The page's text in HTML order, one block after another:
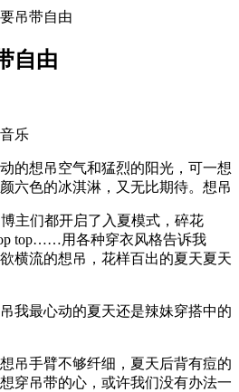
吊带自由
自由
乐
想吊空气和猛烈的阳光，可一想
六色的冰淇淋，又无比期待。想吊
们都开启了入夏模式，碎花
top……用各种穿衣风格告诉我
横流的想吊，花样百出的夏天夏天
最心动的夏天还是辣妹穿搭中的
手臂不够纤细，夏天后背有痘的
穿吊带的心，或许我们没有办法一